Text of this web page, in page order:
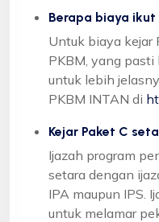
Berapa biaya
Untuk biaya kejar
PKBM, yang pasti
untuk lebih
PKBM INTAN di
Kejar Paket C
Ijazah program
setara dengan
IPA maupun IPS.
untuk melamar